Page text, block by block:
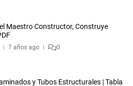
Maestro Constructor, Construye
7 años ago 0
y Tubos Estructurales | Tabla